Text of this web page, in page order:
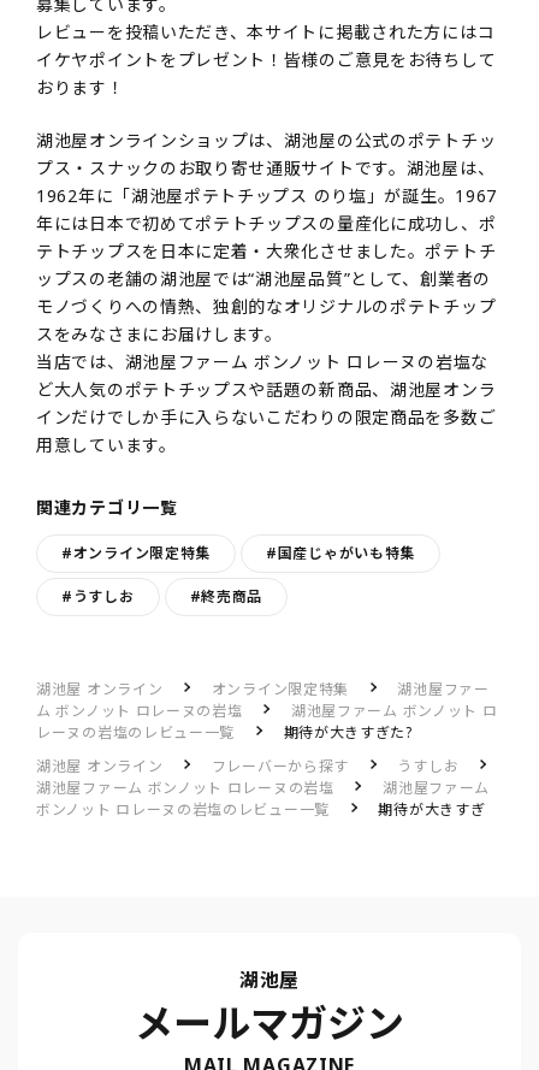
レビューを投稿いただき、本サイトに掲載された方にはコ
イケヤポイントをプレゼント！皆様のご意見をお待ちして
おります！
湖池屋オンラインショップは、湖池屋の公式のポテトチッ
プス・スナックのお取り寄せ通販サイトです。湖池屋は、
1962年に「湖池屋ポテトチップス のり塩」が誕生。1967
年には日本で初めてポテトチップスの量産化に成功し、ポ
テトチップスを日本に定着・大衆化させました。ポテトチ
ップスの老舗の湖池屋では“湖池屋品質”として、創業者の
モノづくりへの情熱、独創的なオリジナルのポテトチップ
スをみなさまにお届けします。
当店では、湖池屋ファーム ボンノット ロレーヌの岩塩な
ど大人気のポテトチップスや話題の新商品、湖池屋オンラ
インだけでしか手に入らないこだわりの限定商品を多数ご
用意しています。
関連カテゴリ一覧
#オンライン限定特集 #国産じゃがいも特集
#うすしお #終売商品
湖池屋 オンライン オンライン限定特集
湖池屋ファー
ム ボンノット ロレーヌの岩塩
湖池屋ファーム ボンノット ロ
レーヌの岩塩のレビュー一覧
期待が大きすぎた?
湖池屋 オンライン
フレーバーから探す
うすしお
湖池屋ファーム ボンノット ロレーヌの岩塩
湖池屋ファーム
ボンノット ロレーヌの岩塩のレビュー一覧
期待が大きすぎ
湖池屋
メールマガジン